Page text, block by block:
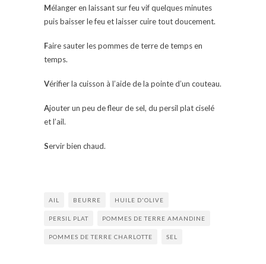
Mélanger en laissant sur feu vif quelques minutes
puis baisser le feu et laisser cuire tout doucement.
Faire sauter les pommes de terre de temps en
temps.
Vérifier la cuisson à l’aide de la pointe d’un couteau.
Ajouter un peu de fleur de sel, du persil plat ciselé
et l’ail.
Servir bien chaud.
AIL BEURRE HUILE D'OLIVE
PERSIL PLAT POMMES DE TERRE AMANDINE
POMMES DE TERRE CHARLOTTE SEL